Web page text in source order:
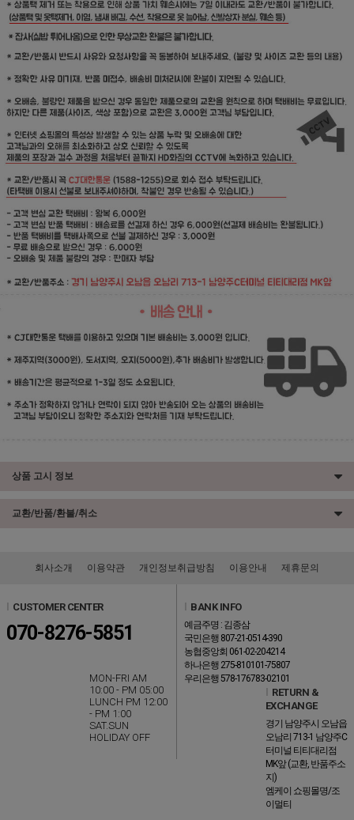
상품 고시 정보
교환/반품/환불/취소
회사소개 이용약관 개인정보취급방침 이용안내 제휴문의
CUSTOMER CENTER
070-8276-5851
MON-FRI AM
10:00 - PM 05:00
LUNCH PM 12:00
- PM 1:00
SAT.SUN
HOLIDAY OFF
BANK INFO
예금주명 : 김종삼
국민은행 807-21-0514-390
농협중앙회 061-02-204214
하나은행 275-810101-75807
우리은행 578-176783-02101
RETURN &
EXCHANGE
경기 남양주시 오남읍
오남리 713-1 남양주C
터미널 티티대리점
MK앞 (교환, 반품주소
지)
엠케이 쇼핑몰명/조
이멀티